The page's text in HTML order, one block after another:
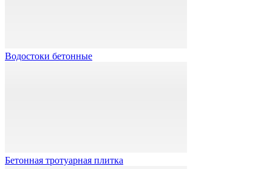
Водостоки бетонные
Бетонная тротуарная плитка